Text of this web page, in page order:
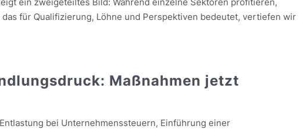
das für Qualifizierung, Löhne und Perspektiven bedeutet, vertiefen wir
Maßnahmen jetzt
bei Unternehmenssteuern, Einführung einer